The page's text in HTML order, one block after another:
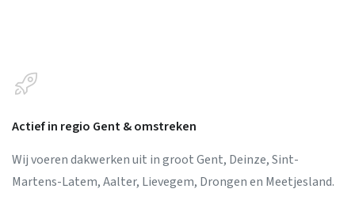
Actief in regio Gent & omstreken
Wij voeren dakwerken uit in groot Gent, Deinze, Sint-
Martens-Latem, Aalter, Lievegem, Drongen en Meetjesland.